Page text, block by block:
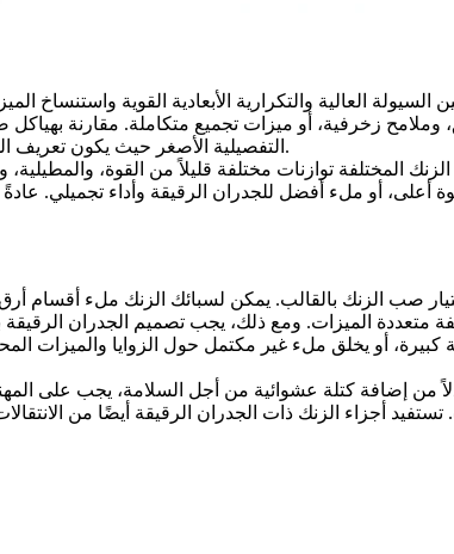
العالية والتكرارية الأبعادية القوية واستنساخ
زخرفية، أو ميزات تجميع متكاملة. مقارنة بهياكل صب
التفصيلية الأصغر حيث يكون تعريف الحواف، والتحاملات الأكثر إحكامًا، وجودة السطح الأكثر نعومة أكثر أهمية.
أعلى، أو ملء أفضل للجدران الرقيقة وأداء تجميلي.
صب الزنك بالقالب. يمكن لسبائك الزنك ملء أقسام
متعددة الميزات. ومع ذلك، يجب تصميم الجدران
أو يخلق ملء غير مكتمل حول الزوايا والميزات
من إضافة كتلة عشوائية من أجل السلامة، يجب على
أجزاء الزنك ذات الجدران الرقيقة أيضًا من